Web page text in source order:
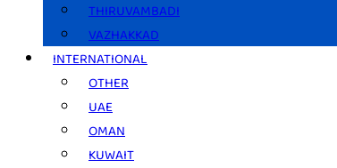
THIRUVAMBADI
VAZHAKKAD
INTERNATIONAL
OTHER
UAE
OMAN
KUWAIT